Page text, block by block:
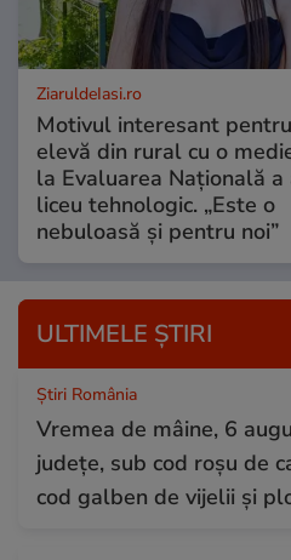
ZiaruldeIasi.ro
Motivul interesant
elevă din rural cu o
la Evaluarea Națională a
liceu tehnologic. „Este o
nebuloasă și pentru noi”
ULTIMELE ȘTIRI
Știri România
Vremea de mâine, 6
județe, sub cod roșu de
cod galben de vijelii și